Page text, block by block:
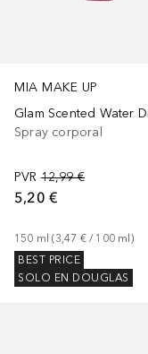
MIA MAKE UP
Spray corporal
PVR 12,99 €
5,20 €
150 ml (3,47 € / 100 ml )
BEST PRICE
SOLO EN DOUGLAS